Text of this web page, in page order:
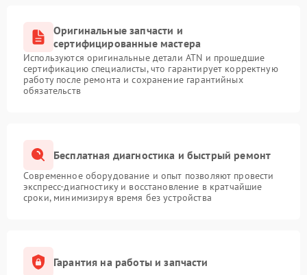
Оригинальные запчасти и
сертифицированные мастера
Используются оригинальные детали ATN и прошедшие
сертификацию специалисты, что гарантирует корректную
работу после ремонта и сохранение гарантийных
обязательств
Бесплатная диагностика и быстрый ремонт
Современное оборудование и опыт позволяют провести
экспресс-диагностику и восстановление в кратчайшие
сроки, минимизируя время без устройства
Гарантия на работы и запчасти